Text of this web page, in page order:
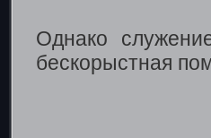
Однако
бескорыстная